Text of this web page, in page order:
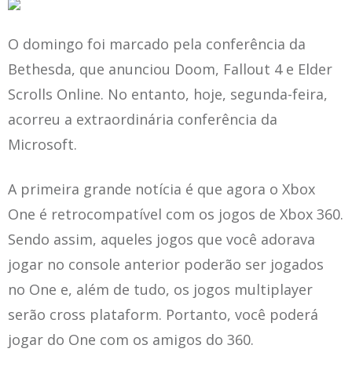
O domingo foi marcado pela conferência da
Bethesda, que anunciou Doom, Fallout 4 e Elder
Scrolls Online. No entanto, hoje, segunda-feira,
acorreu a extraordinária conferência da
Microsoft.
A primeira grande notícia é que agora o Xbox
One é retrocompatível com os jogos de Xbox 360.
Sendo assim, aqueles jogos que você adorava
jogar no console anterior poderão ser jogados
no One e, além de tudo, os jogos multiplayer
serão cross plataform. Portanto, você poderá
jogar do One com os amigos do 360.